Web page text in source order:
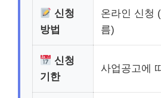
신청
방법
온라인 신청
름)
신청
기한
사업공고에